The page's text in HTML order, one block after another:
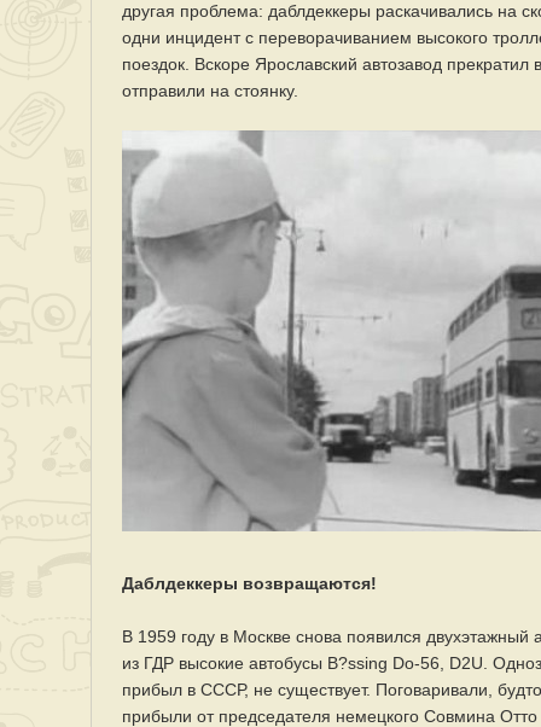
другая проблема: даблдеккеры раскачивались на
одни инцидент с переворачиванием высокого
поездок. Вскоре Ярославский автозавод
отправили на стоянку.
Даблдеккеры возвращаются!
В 1959 году в Москве снова появился
из ГДР высокие автобусы B?ssing Do-56, D2U.
прибыл в СССР, не существует. Поговаривали,
прибыли от председателя немецкого Совмина Отто